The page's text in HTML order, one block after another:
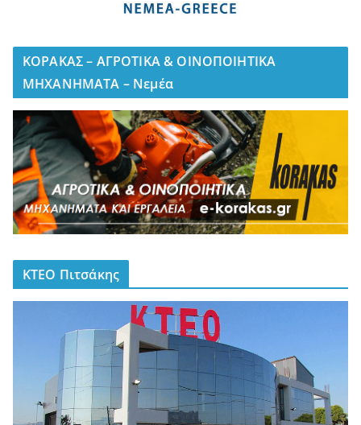
ΚΟΡΑΚΑΣ – ΑΓΡΟΤΙΚΑ & ΟΙΝΟΠΟΙΗΤΙΚΑ
ΜΗΧΑΝΗΜΑΤΑ – Νεμέα
ΚΤΕΟ Πιτσάκης